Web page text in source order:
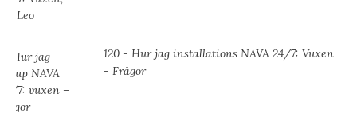
120 - Hur jag installations NAVA 24/7: Vuxen
- Frågor